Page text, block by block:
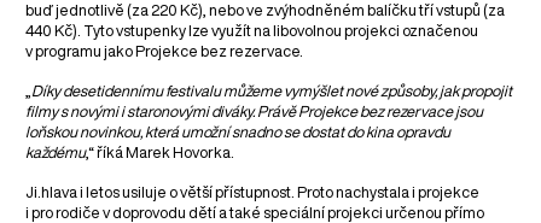
buď jednotlivě (za 220 Kč), nebo ve zvýhodněném balíčku tří vstupů (za
440 Kč). Tyto vstupenky lze využít na libovolnou projekci označenou
v programu jako Projekce bez rezervace.
Díky desetidennímu festivalu můžeme vymýšlet nové způsoby, jak propojit
filmy s novými i staronovými diváky. Právě Projekce bez rezervace jsou
loňskou novinkou, která umožní snadno se dostat do kina opravdu
každému,“ říká Marek Hovorka.
Ji.hlava i letos usiluje o větší přístupnost. Proto nachystala i projekce
i pro rodiče v doprovodu dětí a také speciální projekci určenou přímo